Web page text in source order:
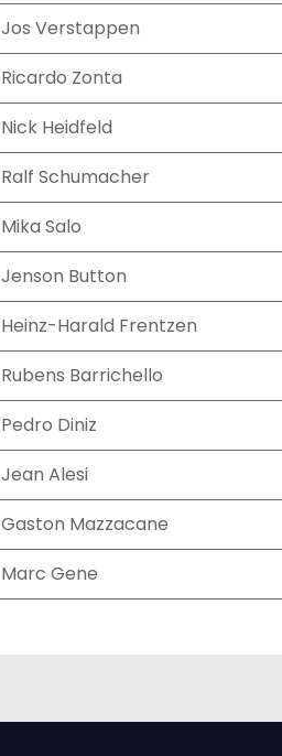
Jos Verstappen
Ricardo Zonta
Nick Heidfeld
Ralf Schumacher
Mika Salo
Jenson Button
Heinz-Harald Frentzen
Rubens Barrichello
Pedro Diniz
Jean Alesi
Gaston Mazzacane
Marc Gene